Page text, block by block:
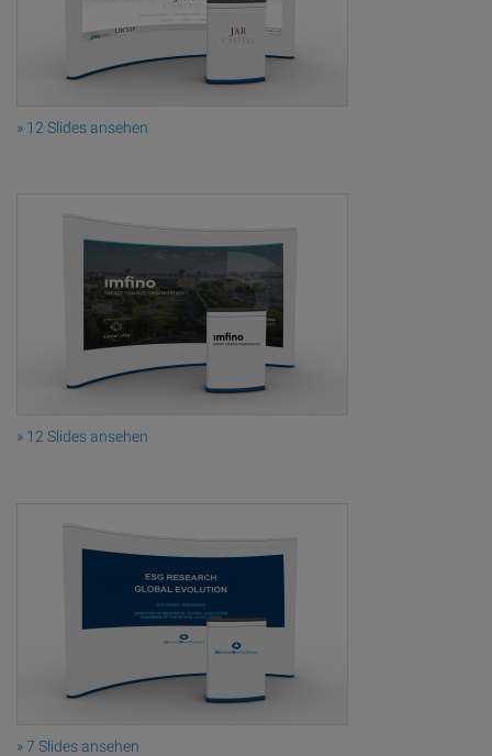
» 12 Slides ansehen
» 12 Slides ansehen
» 7 Slides ansehen